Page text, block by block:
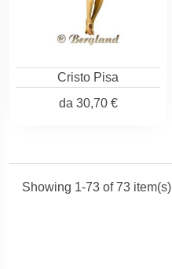
Cristo Pisa
da 30,70 €
Showing 1-73 of 73 item(s)